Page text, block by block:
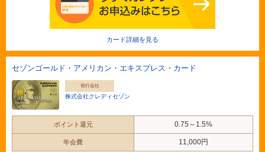
カード詳細を見る
セゾンゴールド・アメリカン・エキスプレス・カード
発行会社
株式会社クレディセゾン
ポイント還元 0.75～1.5%
年会費 11,000円